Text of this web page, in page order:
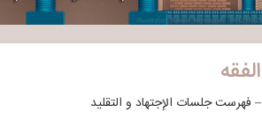
الفقه
– فهرست جلسات الإجتهاد و التقلید